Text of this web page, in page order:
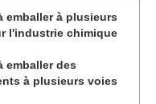
emballer à plusieurs
l'industrie chimique
emballer des
à plusieurs voies